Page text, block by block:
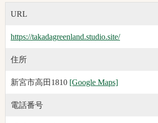
URL
https://takadagreenland.studio.site/
住所
新宮市高田1810 [Google Maps]
電話番号